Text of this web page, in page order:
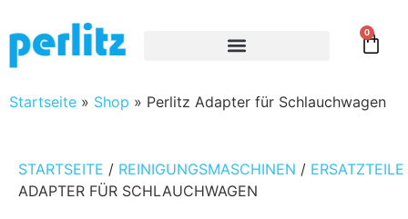
0
Startseite » Shop » Perlitz Adapter für Schlauchwagen
STARTSEITE / REINIGUNGSMASCHINEN / ERSATZTEILE
ADAPTER FÜR SCHLAUCHWAGEN